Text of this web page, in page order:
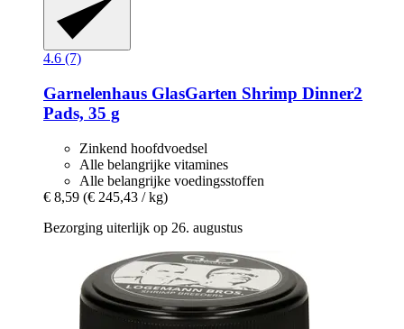
4.6 (7)
Garnelenhaus GlasGarten Shrimp Dinner2
Pads, 35 g
Zinkend hoofdvoedsel
Alle belangrijke vitamines
Alle belangrijke voedingsstoffen
€ 8,59 (€ 245,43 / kg)
Bezorging uiterlijk op 26. augustus